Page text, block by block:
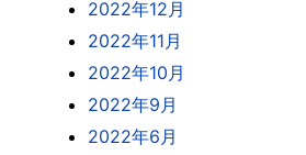
2022年12月
2022年11月
2022年10月
2022年9月
2022年6月